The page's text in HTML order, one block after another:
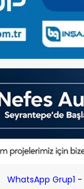
WhatsApp Grup1 -